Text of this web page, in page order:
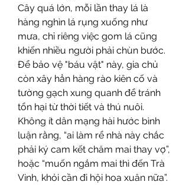
Cây quá lớn, mỗi lần thay lá là
hàng nghìn lá rụng xuống như
mưa, chỉ riêng việc gom lá cũng
khiến nhiều người phải chùn bước.
Để bảo vệ "báu vật" này, gia chủ
còn xây hẳn hàng rào kiên cố và
tường gạch xung quanh để tránh
tổn hại từ thời tiết và thú nuôi.
Không ít dân mạng hài hước bình
luận rằng, “ai làm rể nhà này chắc
phải ký cam kết chăm mai thay vợ”,
hoặc “muốn ngắm mai thì đến Trà
Vinh, khỏi cần đi hội hoa xuân nữa”.